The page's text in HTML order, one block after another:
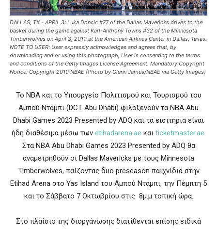
DALLAS, TX - APRIL 3: Luka Doncic #77 of the Dallas Mavericks drives to the
basket during the game against Karl-Anthony Towns #32 of the Minnesota
Timberwolves on April 3, 2019 at the American Airlines Center in Dallas, Texas.
NOTE TO USER: User expressly acknowledges and agrees that, by
downloading and or using this photograph, User is consenting to the terms
and conditions of the Getty Images License Agreement. Mandatory Copyright
Notice: Copyright 2019 NBAE (Photo by Glenn James/NBAE via Getty Images)
Το ΝΒΑ και το Υπουργείο Πολιτισμού και Τουρισμού του
Αμπού Ντάμπι (DCT Abu Dhabi) φιλοξενούν τα NBA Abu
Dhabi Games 2023 Presented by ADQ και τα εισιτήρια είναι
ήδη διαθέσιμα μέσω των etihadarena.ae και ticketmaster.ae.
Στα NBA Abu Dhabi Games 2023 Presented by ADQ θα
αναμετρηθούν οι Dallas Mavericks με τους Minnesota
Timberwolves, παίζοντας δυο preseason παιχνίδια στην
Etihad Arena στο Yas Island του Αμπού Ντάμπι, την Πέμπτη 5
και το Σάββατο 7 Οκτωβρίου στις 8μ.μ τοπική ώρα.
Στο πλαίσιο της διοργάνωσης διατίθενται επίσης ειδικά